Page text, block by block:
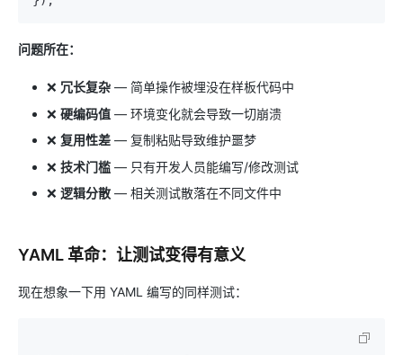
问题所在：
❌ 冗长复杂 — 简单操作被埋没在样板代码中
❌ 硬编码值 — 环境变化就会导致一切崩溃
❌ 复用性差 — 复制粘贴导致维护噩梦
❌ 技术门槛 — 只有开发人员能编写/修改测试
❌ 逻辑分散 — 相关测试散落在不同文件中
YAML 革命：让测试变得有意义
现在想象一下用 YAML 编写的同样测试：